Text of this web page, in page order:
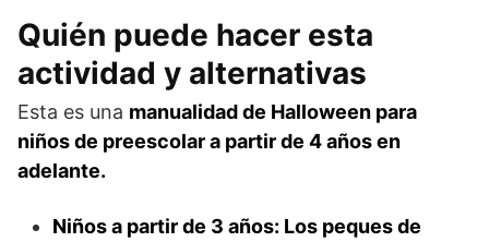
Quién puede hacer esta
actividad y alternativas
Esta es una manualidad de Halloween para
niños de preescolar a partir de 4 años en
adelante.
Niños a partir de 3 años: Los peques de